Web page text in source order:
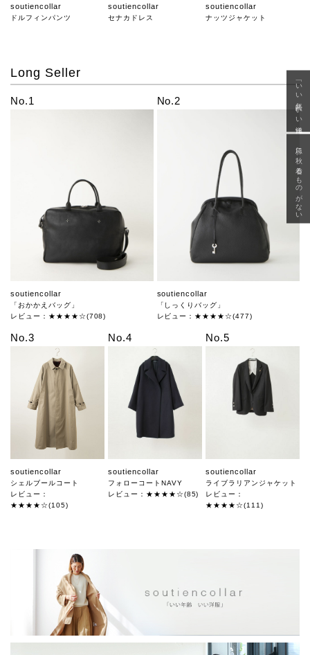
soutiencollar
ドルフィンパンツ
soutiencollar
セナカドレス
soutiencollar
ナッツジャケット
Long Seller
No.1
soutiencollar
「おかかえバッグ」
レビュー：★★★★☆(708)
No.2
soutiencollar
「しっくりバッグ」
レビュー：★★★★☆(477)
No.3
soutiencollar
シェルブールコート
レビュー：
★★★★☆(105)
No.4
soutiencollar
フォローコートNAVY
レビュー：★★★★☆(85)
No.5
soutiencollar
ライブラリアンジャケット
レビュー：
★★★★☆(111)
「いい年齢 いい洋服」
急に秋、着るものがない